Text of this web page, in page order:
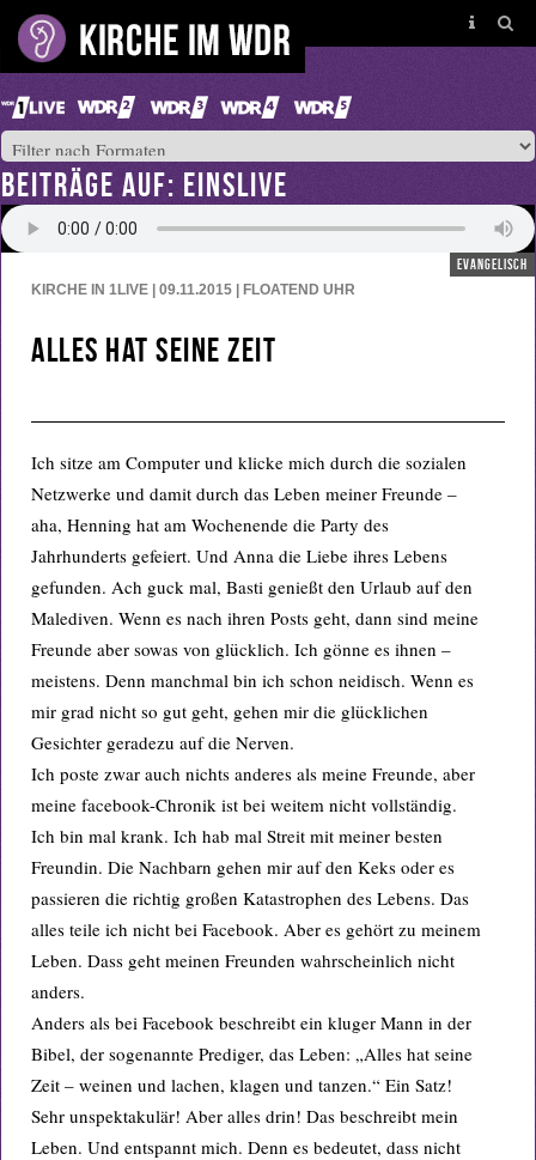
BEITRÄGE AUF: EINSLIVE
evangelisch
KIRCHE IN 1LIVE | 09.11.2015 | FLOATEND UHR
Alles hat seine Zeit
Ich sitze am Computer und klicke mich durch die sozialen
Netzwerke und damit durch das Leben meiner Freunde –
aha, Henning hat am Wochenende die Party des
Jahrhunderts gefeiert. Und Anna die Liebe ihres Lebens
gefunden. Ach guck mal, Basti genießt den Urlaub auf den
Malediven. Wenn es nach ihren Posts geht, dann sind meine
Freunde aber sowas von glücklich. Ich gönne es ihnen –
meistens. Denn manchmal bin ich schon neidisch. Wenn es
mir grad nicht so gut geht, gehen mir die glücklichen
Gesichter geradezu auf die Nerven.
Ich poste zwar auch nichts anderes als meine Freunde, aber
meine facebook-Chronik ist bei weitem nicht vollständig.
Ich bin mal krank. Ich hab mal Streit mit meiner besten
Freundin. Die Nachbarn gehen mir auf den Keks oder es
passieren die richtig großen Katastrophen des Lebens. Das
alles teile ich nicht bei Facebook. Aber es gehört zu meinem
Leben. Dass geht meinen Freunden wahrscheinlich nicht
anders.
Anders als bei Facebook beschreibt ein kluger Mann in der
Bibel, der sogenannte Prediger, das Leben: „Alles hat seine
Zeit – weinen und lachen, klagen und tanzen.“ Ein Satz!
Sehr unspektakulär! Aber alles drin! Das beschreibt mein
Leben. Und entspannt mich. Denn es bedeutet, dass nicht